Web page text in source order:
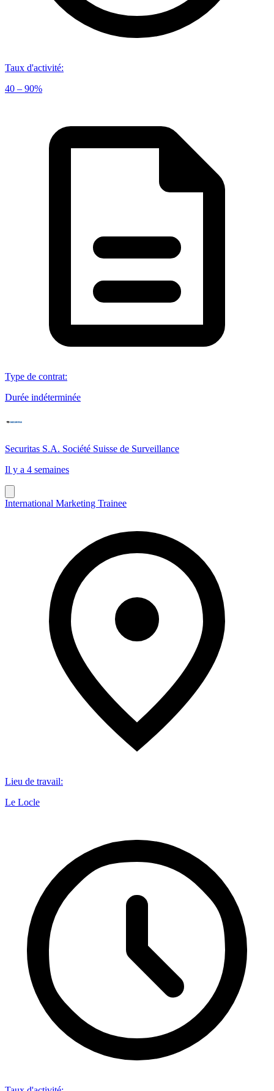
Taux d'activité:
40 – 90%
Type de contrat:
Durée indéterminée
Securitas S.A. Société Suisse de Surveillance
Il y a 4 semaines
International Marketing Trainee
Lieu de travail:
Le Locle